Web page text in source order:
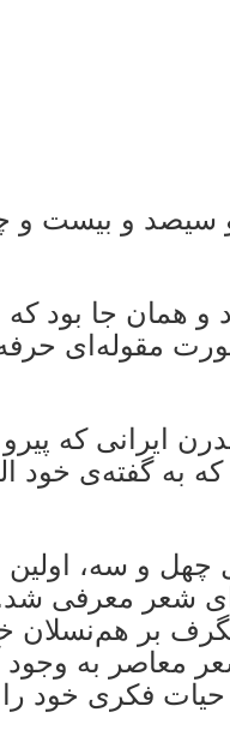
و سیصد و بیست و
همان جا بود که
مقوله‌ای
ایرانی که پیرو
به گفته‌ی خود
و سه، اولین
شعر معرفی شد.
بر هم‌نسلان
معاصر به وجود
فکری خود را